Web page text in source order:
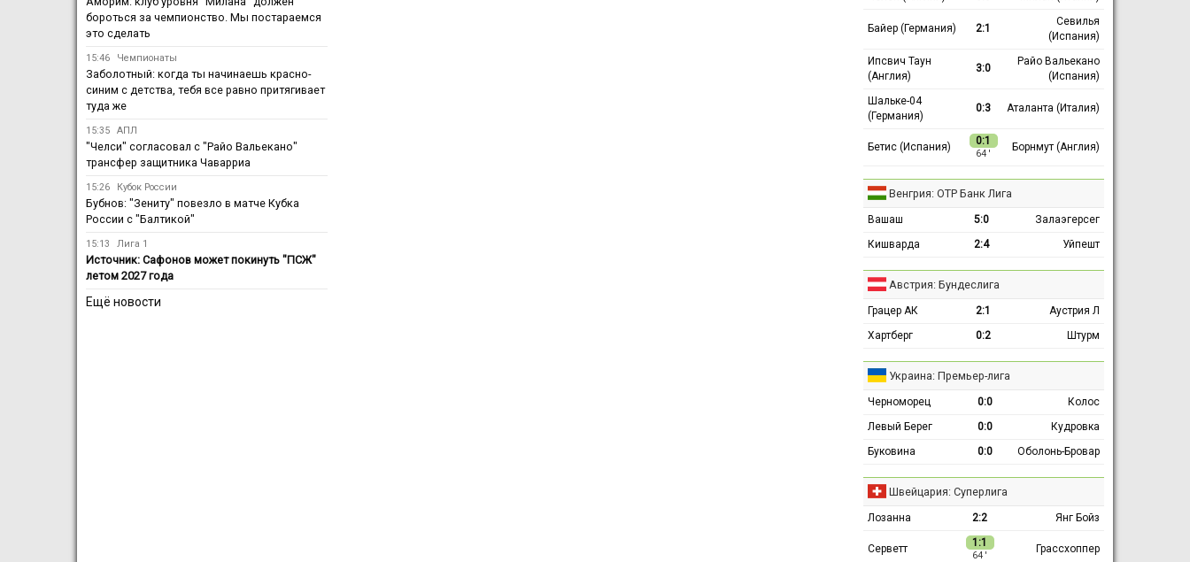
бороться за чемпионство. Мы постараемся
это сделать
15:46 Чемпионаты
Заболотный: когда ты начинаешь красно-
синим с детства, тебя все равно притягивает
туда же
15:35 АПЛ
"Челси" согласовал с "Райо Вальекано"
трансфер защитника Чаварриа
15:26 Кубок России
Бубнов: "Зениту" повезло в матче Кубка
России с "Балтикой"
15:13 Лига 1
Источник: Сафонов может покинуть "ПСЖ"
летом 2027 года
Ещё новости
Байер (Германия) 2:1
Севилья
(Испания)
Ипсвич Таун
(Англия)
3:0
Райо Вальекано
(Испания)
Шальке-04
(Германия)
0:3 Аталанта (Италия)
Бетис (Испания) 0:1
64 ′
Борнмут (Англия)
Венгрия: ОТР Банк Лига
Вашаш 5:0
Залаэгерсег
Кишварда
2:4 Уйпешт
Австрия: Бундеслига
Грацер АК 2:1
Аустрия Л
Хартберг
0:2 Штурм
Украина: Премьер-лига
Черноморец 0:0
Колос
Левый Берег
0:0
Кудровка
Буковина
0:0 Оболонь-Бровар
Швейцария: Суперлига
Лозанна 2:2 Янг Бойз
Серветт 1:1
64 ′
Грассхоппер